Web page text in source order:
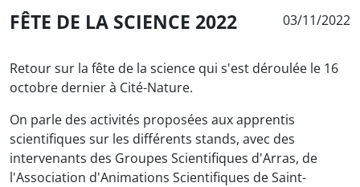
FÊTE DE LA SCIENCE 2022 03/11/2022
Retour sur la fête de la science qui s'est déroulée le 16
octobre dernier à Cité-Nature.
On parle des activités proposées aux apprentis
scientifiques sur les différents stands, avec des
intervenants des Groupes Scientifiques d'Arras, de
l'Association d'Animations Scientifiques de Saint-